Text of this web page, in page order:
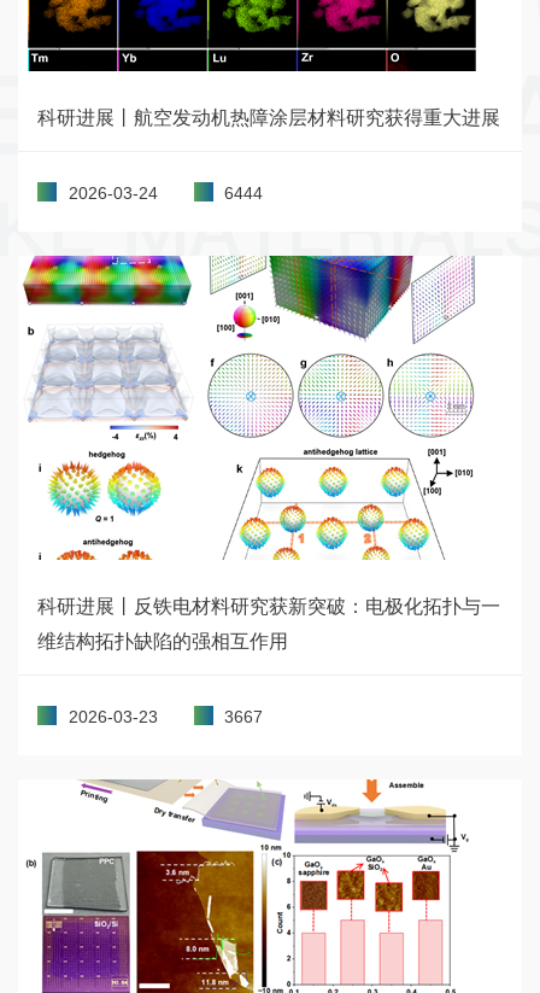
科研进展丨航空发动机热障涂层材料研究获得重大进展
2026-03-24 6444
科研进展丨反铁电材料研究获新突破：电极化拓扑与一
维结构拓扑缺陷的强相互作用
2026-03-23 3667